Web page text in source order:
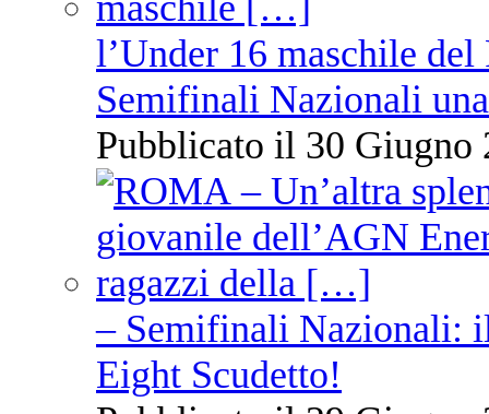
l’Under 16 maschile
Semifinali Nazionali
Pubblicato il 30 Giugno
– Semifinali Nazionali:
Eight Scudetto!